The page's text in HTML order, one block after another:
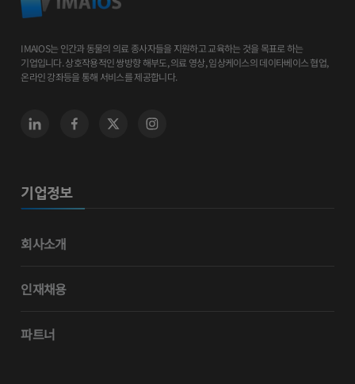
IMAIOS는 인간과 동물의 의료 종사자들을 지원하고 교육하는 것을 목표로 하는
기업입니다. 상호작용적인 쌍방향 해부도, 의료 영상, 임상케이스의 데이타베이스 협업,
온라인 강좌등을 통해 서비스를 제공합니다.
기업정보
회사소개
인재채용
파트너